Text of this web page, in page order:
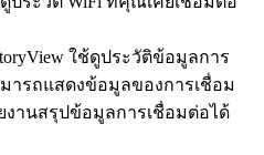
ใช้ดูประวัติข้อมูลการ
ารถแสดงข้อมูลของการเชื่อม
งานสรุปข้อมูลการเชื่อมต่อได้